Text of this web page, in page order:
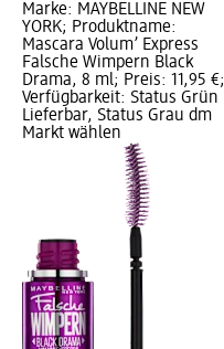
Marke: MAYBELLINE NEW
YORK; Produktname:
Mascara Volum’ Express
Falsche Wimpern Black
Drama, 8 ml; Preis: 11,95 €;
Verfügbarkeit: Status Grün
Lieferbar, Status Grau dm
Markt wählen